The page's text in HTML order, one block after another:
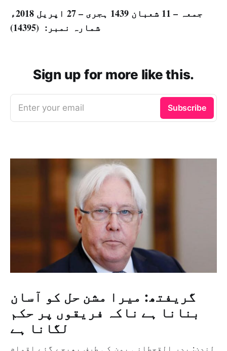
جمعہ – 11 شعبان 1439 ہجری – 27 اپریل 2018ء
شمارہ نمبر: (14395)
Sign up for more like this.
Enter your email Subscribe
گریفتھ: میرا مشن حل کو آسان
بنانا ہے ناکہ فریقوں پر حکم
لگانا ہے
لندن: بدر القحطانی یمن کی طرف بھیجے گئے اقوام